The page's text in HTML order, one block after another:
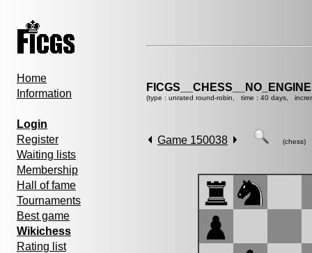
Home
Information
Login
Register
Waiting lists
Membership
Hall of fame
Tournaments
Best game
Wikichess
Rating list
(type : unrated round-robin, time : 40 days,
Game 150038 (chess)